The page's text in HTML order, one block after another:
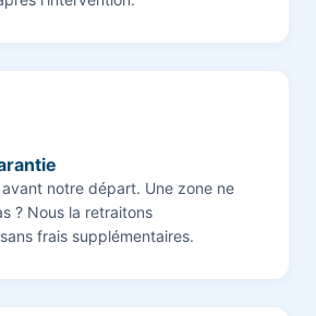
notre départ. Une zone ne
? Nous la retraitons
frais supplémentaires.